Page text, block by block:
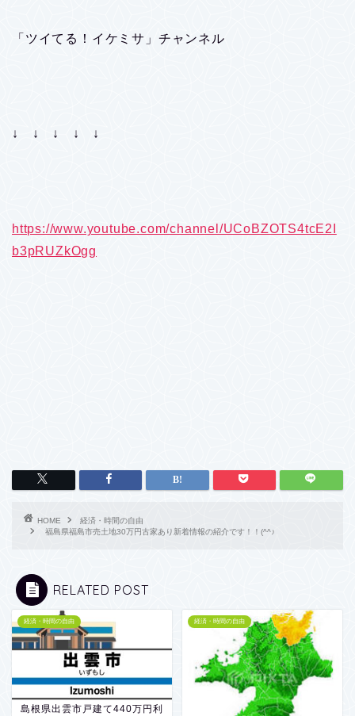
「ツイてる！イケミサ」チャンネル
↓ ↓ ↓ ↓ ↓
https://www.youtube.com/channel/UCoBZOTS4tcE2I
b3pRUZkOgg
HOME
経済・時間の自由
福島県福島市売土地30万円古家あり新着情報の紹介です！！(^^♪
RELATED POST
経済・時間の自由
島根県出雲市戸建て440万円利
経済・時間の自由